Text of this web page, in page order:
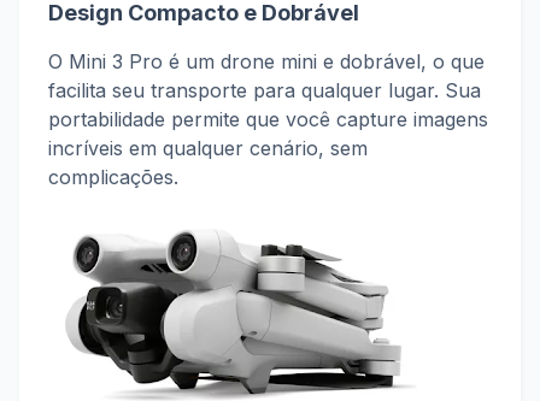
Design Compacto e Dobrável
O Mini 3 Pro é um drone mini e dobrável, o que
facilita seu transporte para qualquer lugar. Sua
portabilidade permite que você capture imagens
incríveis em qualquer cenário, sem
complicações.